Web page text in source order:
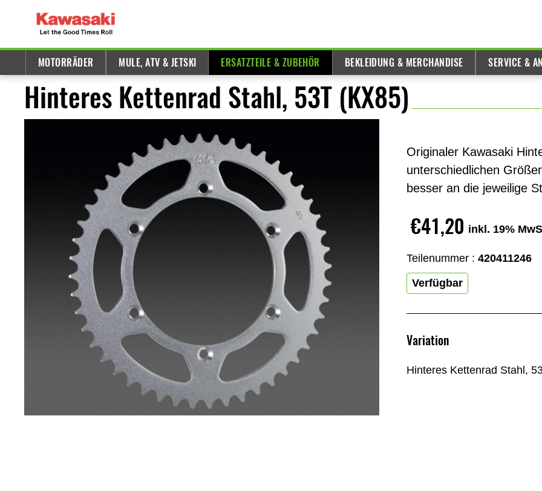
MOTORRÄDER MULE, ATV & JETSKI ERSATZTEILE & ZUBEHÖR BEKLEIDUNG & MERCHANDISE SERVICE &
Hinteres Kettenrad Stahl, 53T (KX85)
Originaler Kawasaki
unterschiedlichen
besser an die jeweilige
€41,20 inkl. 19%
Teilenummer : 420411246
Verfügbar
Variation
Hinteres Kettenrad Stahl,